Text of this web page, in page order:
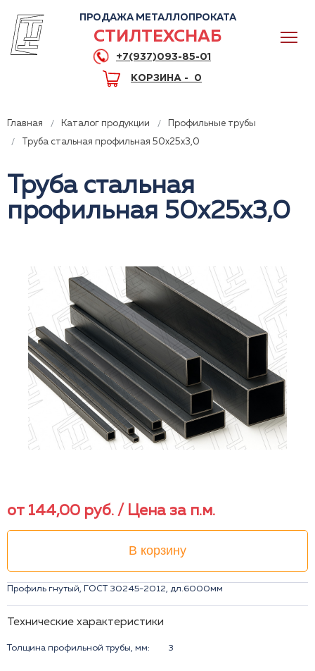
ПРОДАЖА МЕТАЛЛОПРОКАТА
СТИЛТЕХСНАБ
+7(937)093-85-01
КОРЗИНА - 0
Главная Каталог продукции
Профильные трубы
Труба стальная профильная 50x25x3,0
Труба стальная
профильная 50x25x3,0
от 144,00 руб. / Цена за п.м.
В корзину
Профиль гнутый, ГОСТ 30245-2012, дл.6000мм
Технические характеристики
Толщина профильной трубы, мм: 3